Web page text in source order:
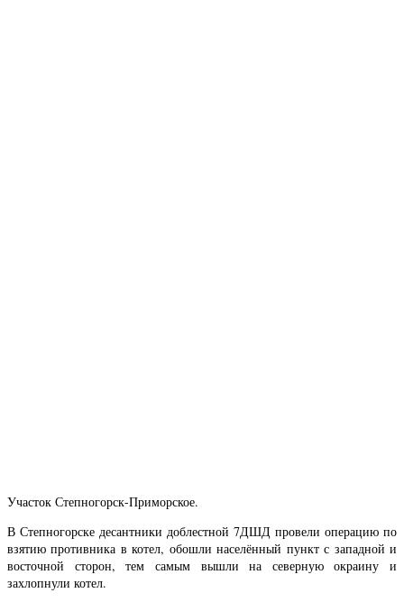
Участок Степногорск-Приморское.
В Степногорске десантники доблестной 7ДШД провели операцию по
взятию противника в котел, обошли населённый пункт с западной и
восточной сторон, тем самым вышли на северную окраину и
захлопнули котел.